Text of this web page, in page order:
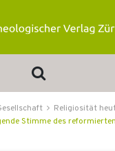
Religiosität
Stimme des